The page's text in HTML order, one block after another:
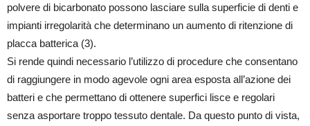
polvere di bicarbonato possono lasciare sulla superficie di denti e
impianti irregolarità che determinano un aumento di ritenzione di
placca batterica (3).
Si rende quindi necessario l’utilizzo di procedure che consentano
di raggiungere in modo agevole ogni area esposta all’azione dei
batteri e che permettano di ottenere superfici lisce e regolari
senza asportare troppo tessuto dentale. Da questo punto di vista,